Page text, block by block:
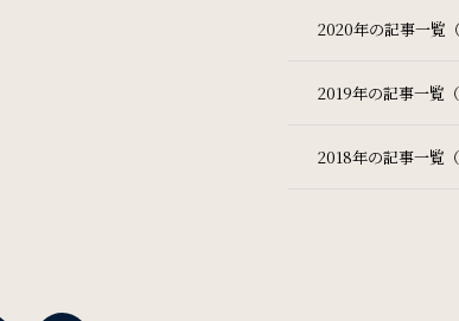
2020年の記事一覧（
2019年の記事一覧（
2018年の記事一覧（